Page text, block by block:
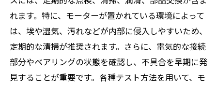
れます。特に、モーターが置かれている環境によって
は、埃や湿気、汚れなどが内部に侵入しやすいため、
定期的な清掃が推奨されます。さらに、電気的な接続
部分やベアリングの状態を確認し、不具合を早期に発
見することが重要です。各種テスト方法を用いて、モ